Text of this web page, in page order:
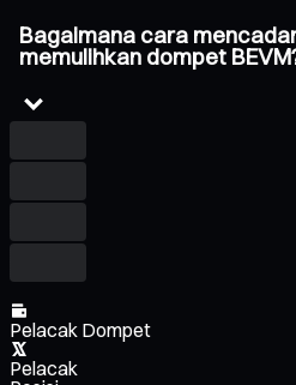
Bagaimana cara
memulihkan dompet
Pelacak Dompet
Pelacak